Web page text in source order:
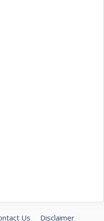
Us Disclaimer